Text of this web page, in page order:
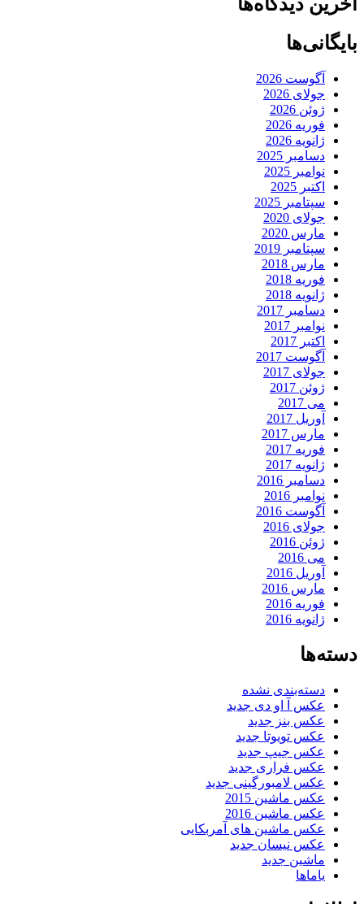
بایگانی‌ها
آگوست 2026
جولای 2026
ژوئن 2026
فوریه 2026
ژانویه 2026
دسامبر 2025
نوامبر 2025
اکتبر 2025
سپتامبر 2025
جولای 2020
مارس 2020
سپتامبر 2019
مارس 2018
فوریه 2018
ژانویه 2018
دسامبر 2017
نوامبر 2017
اکتبر 2017
آگوست 2017
جولای 2017
ژوئن 2017
می 2017
آوریل 2017
مارس 2017
فوریه 2017
ژانویه 2017
دسامبر 2016
نوامبر 2016
آگوست 2016
جولای 2016
ژوئن 2016
می 2016
آوریل 2016
مارس 2016
فوریه 2016
ژانویه 2016
دسته‌ها
دسته‌بندی نشده
عکس آ او دی جدید
عکس بنز جدید
عکس تویوتا جدید
عکس جیپ جدید
عکس فراری جدید
عکس لامبورگینی جدید
عکس ماشین 2015
عکس ماشین 2016
عکس ماشین های آمربکایی
عکس نیسان جدید
ماشین جدید
یاماها